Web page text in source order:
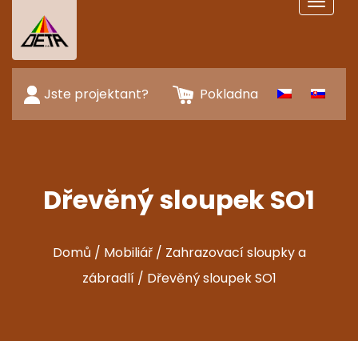
Jste projektant? Pokladna
Toggle
Dřevěný sloupek SO1
Domů / Mobiliář/ Zahrazovací sloupky a
zábradlí/ Dřevěný sloupek SO1